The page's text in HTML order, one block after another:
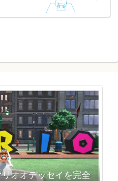
オオデッセイを完全